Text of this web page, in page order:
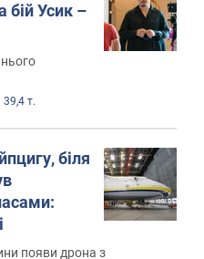
бій Усик –
39,4 т.
біля
появи дрона з